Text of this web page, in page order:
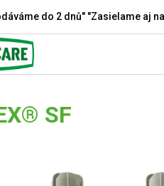
do 2 dnů" "Zasielame aj
SF